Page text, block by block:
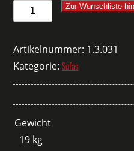
Sofa
Dedon
Menge
Zur Wunschliste
Artikelnummer: 1.3.031
Kategorie:Sofas
Gewicht
19 kg